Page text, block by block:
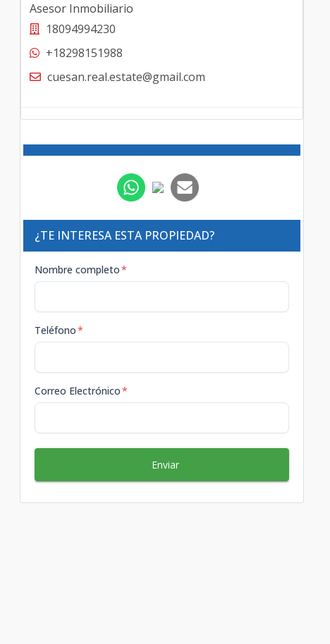
Asesor Inmobiliario
18094994230
+18298151988
cuesan.real.estate@gmail.com
¿TE INTERESA ESTA PROPIEDAD?
Nombre completo*
Teléfono*
Correo Electrónico*
Enviar